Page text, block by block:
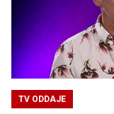
TV ODDAJE